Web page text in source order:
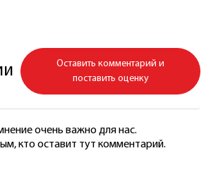
Оставить комментарий и
поставить оценку
очень важно для нас.
кто оставит тут комментарий.